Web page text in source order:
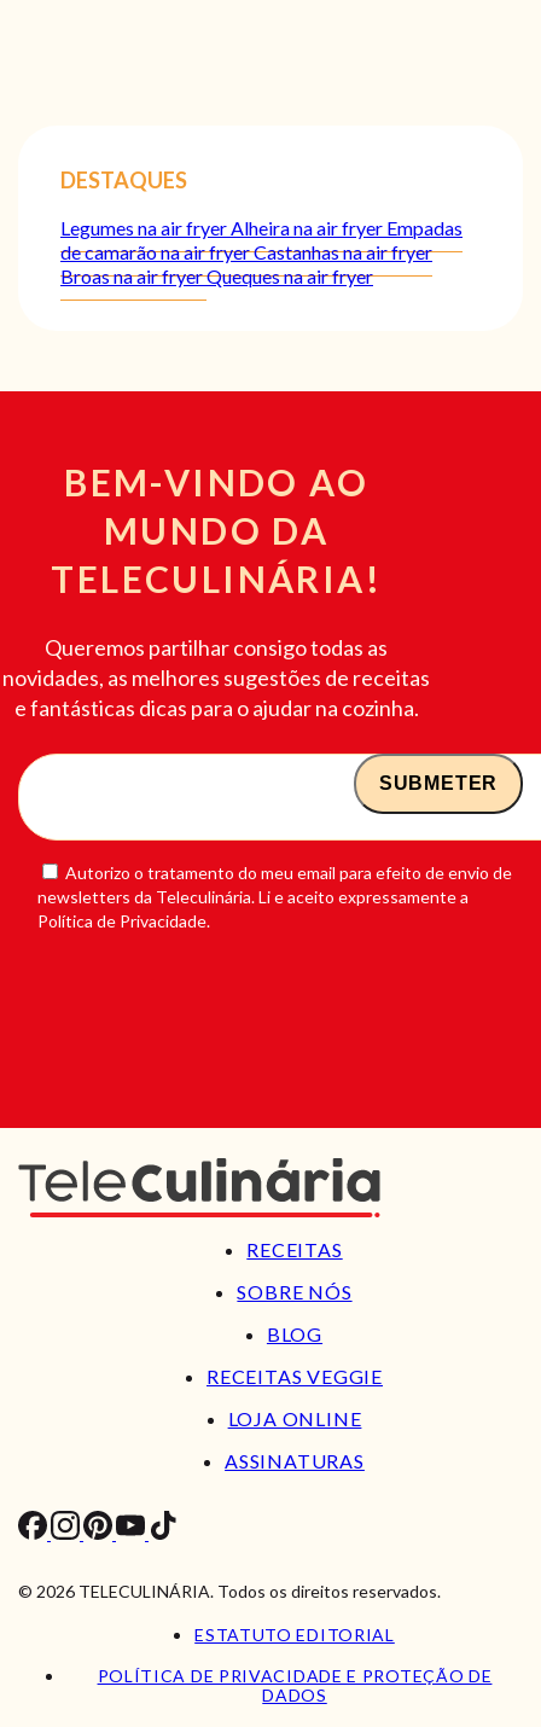
DESTAQUES
Legumes na air fryer Alheira na air fryer Empadas
de camarão na air fryerCastanhas na air fryer
Broas na air fryerQueques na air fryer
BEM-VINDO AO
MUNDO DA
TELECULINÁRIA!
Queremos partilhar consigo todas as
novidades, as melhores sugestões de receitas
e fantásticas dicas para o ajudar na cozinha.
Autorizo o tratamento do meu email para efeito de envio de
newsletters da Teleculinária. Li e aceito expressamente a
Política de Privacidade.
RECEITAS
SOBRE NÓS
BLOG
RECEITAS VEGGIE
LOJA ONLINE
ASSINATURAS
© 2026 TELECULINÁRIA. Todos os direitos reservados.
ESTATUTO EDITORIAL
POLÍTICA DE PRIVACIDADE E PROTEÇÃO DE
DADOS